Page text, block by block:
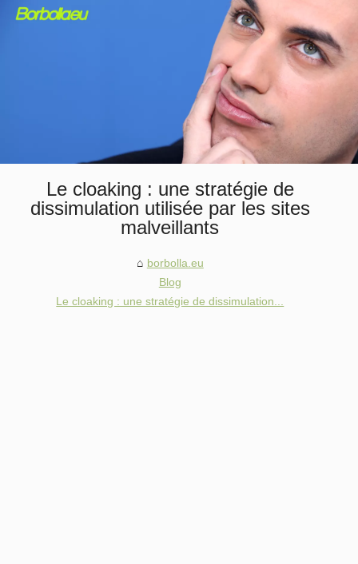
Le cloaking : une stratégie de
dissimulation utilisée par les sites
malveillants
borbolla.eu
Blog
Le cloaking : une stratégie de dissimulation...